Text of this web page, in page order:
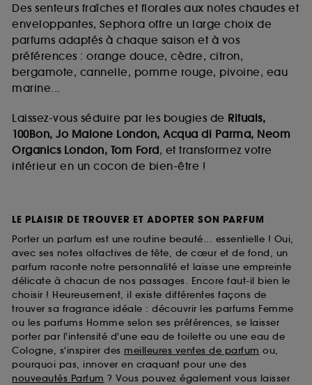
Des senteurs fraîches et florales aux notes chaudes et
enveloppantes, Sephora offre un large choix de
parfums adaptés à chaque saison et à vos
préférences : orange douce, cèdre, citron,
bergamote, cannelle, pomme rouge, pivoine, eau
marine...
Laissez-vous séduire par les bougies de Rituals,
100Bon, Jo Malone London, Acqua di Parma, Neom
Organics London, Tom Ford, et transformez votre
intérieur en un cocon de bien-être !
LE PLAISIR DE TROUVER ET ADOPTER SON PARFUM
Porter un parfum est une routine beauté... essentielle ! Oui,
avec ses notes olfactives de tête, de cœur et de fond, un
parfum raconte notre personnalité et laisse une empreinte
délicate à chacun de nos passages. Encore faut-il bien le
choisir ! Heureusement, il existe différentes façons de
trouver sa fragrance idéale : découvrir les parfums Femme
ou les parfums Homme selon ses préférences, se laisser
porter par l'intensité d'une eau de toilette ou une eau de
Cologne, s'inspirer des meilleures ventes de parfum ou,
pourquoi pas, innover en craquant pour une des
nouveautés Parfum ? Vous pouvez également vous laisser